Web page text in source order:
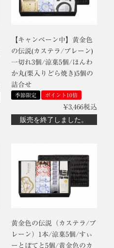
【キャンペーン中】黄金色
の伝説(カステラ/プレーン)
一切れ3個/涼菓5個/ほんわ
か丸(栗入りどら焼き)5個の
詰合せ
季節限定 ポイント10倍
¥3,466税込
販売を終了しました。
黄金色の伝説（カステラ/プ
レーン）1本/涼菓5個/すぃ
ーとぽてと5個/黄金色のカ